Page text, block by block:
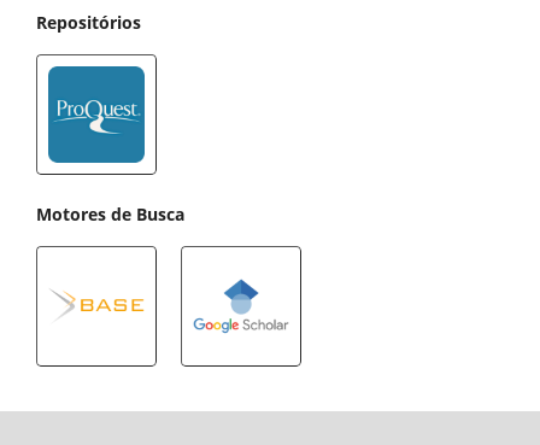
Repositórios
Motores de Busca